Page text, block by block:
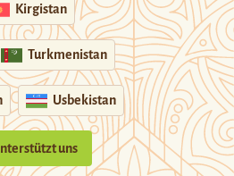
Kirgistan
Turkmenistan
Usbekistan
uns